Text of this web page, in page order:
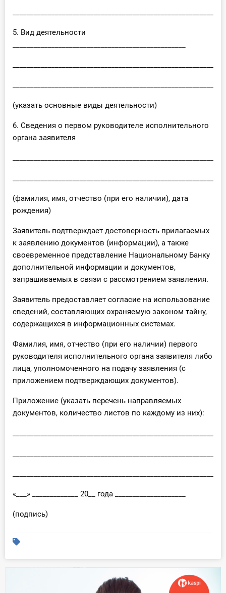
5. Вид деятельности
(указать основные виды деятельности)
6. Сведения о первом руководителе исполнительного
органа заявителя
(фамилия, имя, отчество (при его наличии), дата
рождения)
Заявитель подтверждает достоверность прилагаемых
к заявлению документов (информации), а также
своевременное представление Национальному Банку
дополнительной информации и документов,
запрашиваемых в связи с рассмотрением заявления.
Заявитель предоставляет согласие на использование
сведений, составляющих охраняемую законом тайну,
содержащихся в информационных системах.
Фамилия, имя, отчество (при его наличии) первого
руководителя исполнительного органа заявителя либо
лица, уполномоченного на подачу заявления (с
приложением подтверждающих документов).
Приложение (указать перечень направляемых
документов, количество листов по каждому из них):
«___» _____________ 20__ года ____________________
(подпись)